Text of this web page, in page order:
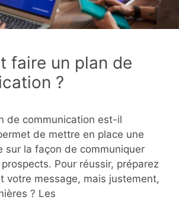
faire un plan de
?
de communication est-il
de mettre en place une
sur la façon de communiquer
Pour réussir, préparez
votre message, mais justement,
? Les